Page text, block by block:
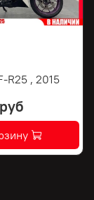
R25 , 2015